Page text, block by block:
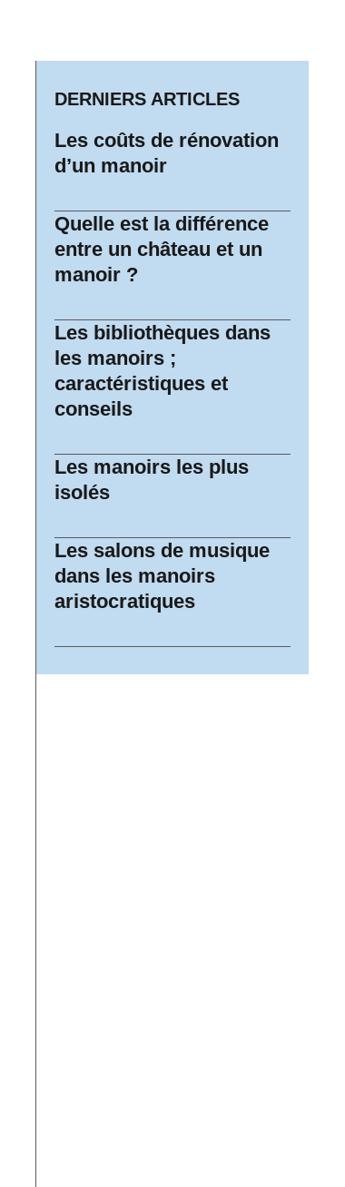
DERNIERS ARTICLES
Les coûts de rénovation
d’un manoir
Quelle est la différence
entre un château et un
manoir ?
Les bibliothèques dans
les manoirs ;
caractéristiques et
conseils
Les manoirs les plus
isolés
Les salons de musique
dans les manoirs
aristocratiques